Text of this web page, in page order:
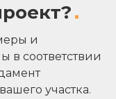
и
в соответствии
участка.